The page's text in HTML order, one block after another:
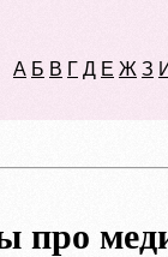
А Б В Г Д Е Ж З И
про